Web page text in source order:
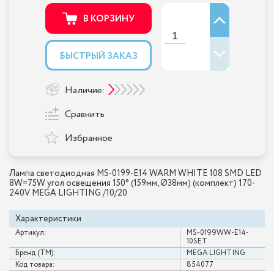
Лампа светодиодная MS-0199-E14 WARM WHITE 108 SMD LED
8W=75W угол освещения 150° (159мм, Ø38мм) (комплект) 170-
240V MEGA LIGHTING /10/20
Характеристики
Артикул:
MS-0199WW-E14-
10SET
Бренд (ТМ):
MEGA LIGHTING
Код товара:
854077
В КОРЗИНУ
БЫСТРЫЙ ЗАКАЗ
Наличие:
Сравнить
Избранное